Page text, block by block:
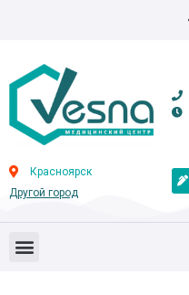
Красноярск
Другой город